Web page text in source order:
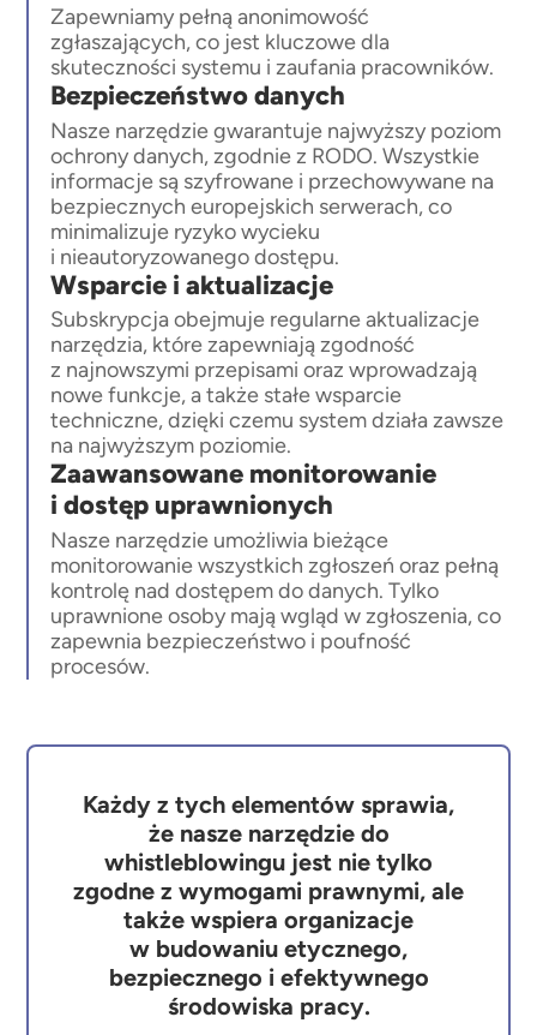
Zapewniamy pełną anonimowość
zgłaszających, co jest kluczowe dla
skuteczności systemu i zaufania pracowników.
Bezpieczeństwo danych
Nasze narzędzie gwarantuje najwyższy poziom
ochrony danych, zgodnie z RODO. Wszystkie
informacje są szyfrowane i przechowywane na
bezpiecznych europejskich serwerach, co
minimalizuje ryzyko wycieku
i nieautoryzowanego dostępu.
Wsparcie i aktualizacje
Subskrypcja obejmuje regularne aktualizacje
narzędzia, które zapewniają zgodność
z najnowszymi przepisami oraz wprowadzają
nowe funkcje, a także stałe wsparcie
techniczne, dzięki czemu system działa zawsze
na najwyższym poziomie.
Zaawansowane monitorowanie
i dostęp uprawnionych
Nasze narzędzie umożliwia bieżące
monitorowanie wszystkich zgłoszeń oraz pełną
kontrolę nad dostępem do danych. Tylko
uprawnione osoby mają wgląd w zgłoszenia, co
zapewnia bezpieczeństwo i poufność
procesów.
Każdy z tych elementów sprawia,
że nasze narzędzie do
whistleblowingu jest nie tylko
zgodne z wymogami prawnymi, ale
także wspiera organizacje
w budowaniu etycznego,
bezpiecznego i efektywnego
środowiska pracy.